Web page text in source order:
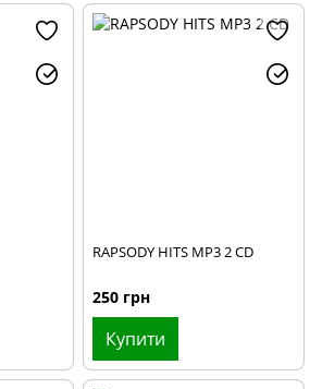
RAPSODY HITS MP3 2 CD
250 грн
Купити